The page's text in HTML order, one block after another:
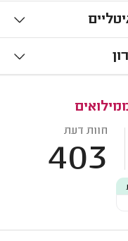
חוות דעת
403